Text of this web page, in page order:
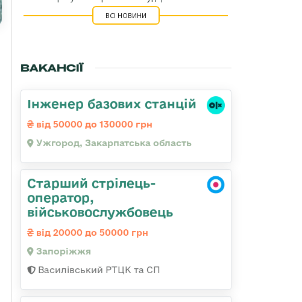
ВСІ НОВИНИ
ВАКАНСІЇ
Інженер базових станцій
від 50000 до 130000 грн
Ужгород, Закарпатська область
Старший стрілець-
оператор,
військовослужбовець
від 20000 до 50000 грн
Запоріжжя
Василівський РТЦК та СП